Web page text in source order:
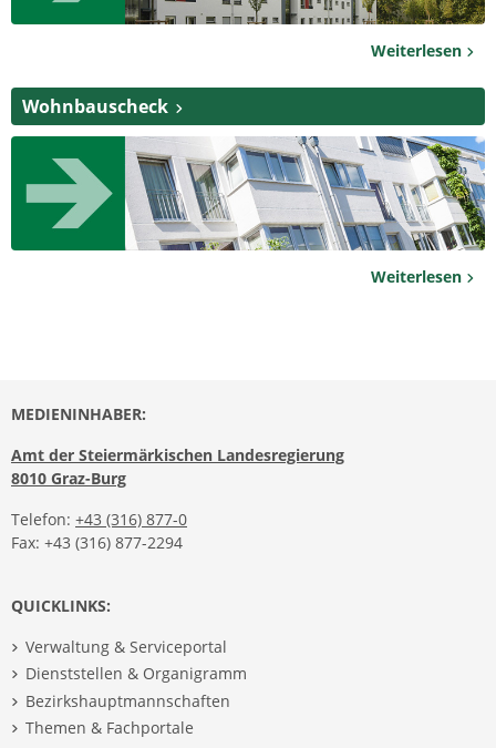
Weiterlesen
Wohnbauscheck
Weiterlesen
MEDIENINHABER:
Amt der Steiermärkischen Landesregierung
8010 Graz-Burg
Telefon: +43 (316) 877-0
Fax: +43 (316) 877-2294
QUICKLINKS:
Verwaltung & Serviceportal
Dienststellen & Organigramm
Bezirkshauptmannschaften
Themen & Fachportale